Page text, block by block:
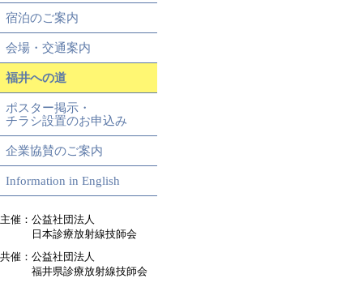
宿泊のご案内
会場・交通案内
福井への道
ポスター掲示・
チラシ設置のお申込み
企業協賛のご案内
Information in English
主催：公益社団法人
日本診療放射線技師会
共催：公益社団法人
福井県診療放射線技師会